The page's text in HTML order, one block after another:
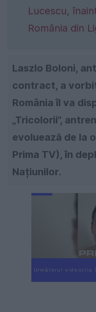
Lucescu,
România din
Laszlo Boloni,
contract, a
România îl va
„Tricolorii”,
evoluează de la
Prima TV), în
Națiunilor.
Următorul videoclip